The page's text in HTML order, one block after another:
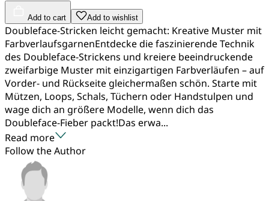
Add to cart Add to wishlist
Doubleface-Stricken leicht gemacht: Kreative Muster mit
FarbverlaufsgarnenEntdecke die faszinierende Technik
des Doubleface-Strickens und kreiere beeindruckende
zweifarbige Muster mit einzigartigen Farbverläufen – auf
Vorder- und Rückseite gleichermaßen schön. Starte mit
Mützen, Loops, Schals, Tüchern oder Handstulpen und
wage dich an größere Modelle, wenn dich das
Doubleface-Fieber packt!Das erwa...
Read more
Follow the Author